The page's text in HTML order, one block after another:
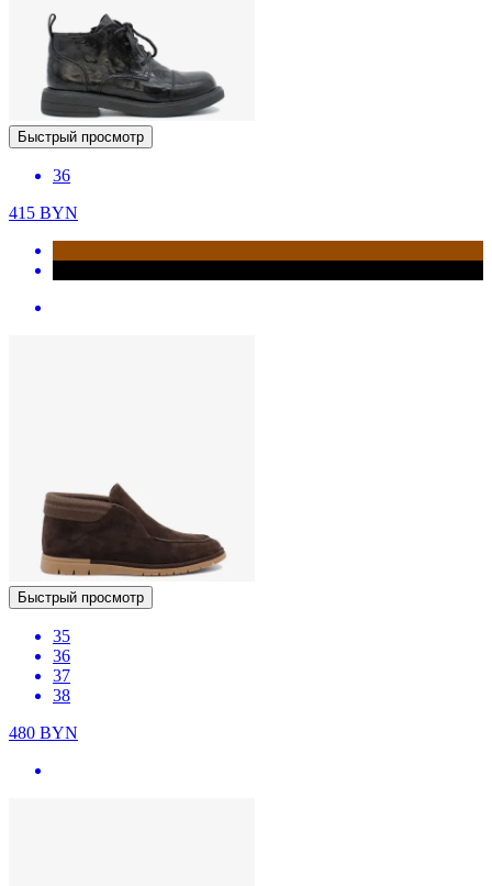
Быстрый просмотр
36
415 BYN
Быстрый просмотр
35
36
37
38
480 BYN